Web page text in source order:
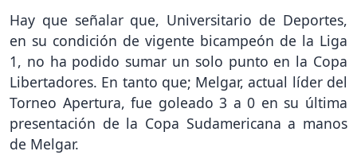
Hay que señalar que, Universitario de Deportes,
en su condición de vigente bicampeón de la Liga
1, no ha podido sumar un solo punto en la Copa
Libertadores. En tanto que; Melgar, actual líder del
Torneo Apertura, fue goleado 3 a 0 en su última
presentación de la Copa Sudamericana a manos
de Melgar.